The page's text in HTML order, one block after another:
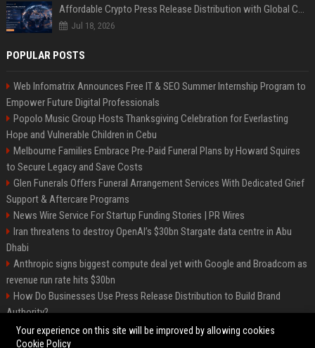
Affordable Crypto Press Release Distribution with Global Coverage
Jul 18, 2026
POPULAR POSTS
Web Infomatrix Announces Free IT & SEO Summer Internship Program to
Empower Future Digital Professionals
Popolo Music Group Hosts Thanksgiving Celebration for Everlasting
Hope and Vulnerable Children in Cebu
Melbourne Families Embrace Pre-Paid Funeral Plans by Howard Squires
to Secure Legacy and Save Costs
Glen Funerals Offers Funeral Arrangement Services With Dedicated Grief
Support & Aftercare Programs
News Wire Service For Startup Funding Stories | PR Wires
Iran threatens to destroy OpenAI’s $30bn Stargate data centre in Abu
Dhabi
Anthropic signs biggest compute deal yet with Google and Broadcom as
revenue run rate hits $30bn
How Do Businesses Use Press Release Distribution to Build Brand
Authority?
Vibe coding is flooding Apple’s App Store, and Apple is fighting back
Your experience on this site will be improved by allowing cookies
Cookie Policy